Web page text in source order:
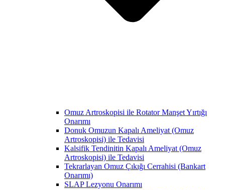
Omuz Artroskopisi ile Rotator Manşet Yırtığı
Onarımı
Donuk Omuzun Kapalı Ameliyat (Omuz
Artroskopisi) ile Tedavisi
Kalsifik Tendinitin Kapalı Ameliyat (Omuz
Artroskopisi) ile Tedavisi
Tekrarlayan Omuz Çıkığı Cerrahisi (Bankart
Onarımı)
SLAP Lezyonu Onarımı